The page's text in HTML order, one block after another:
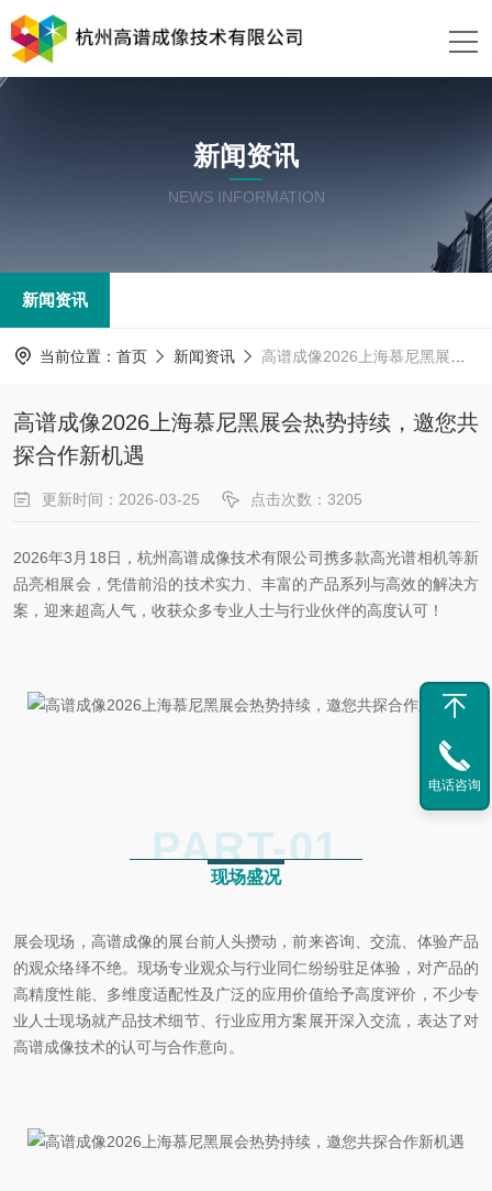
新闻资讯
NEWS INFORMATION
新闻资讯
当前位置： 首页 新闻资讯 高谱成像2026上海慕尼黑展会热势持续，邀您共探合作新机遇
高谱成像2026上海慕尼黑展会热势持续，邀您共
探合作新机遇
更新时间：2026-03-25 点击次数：3205
2026年3月18日，杭州高谱成像技术有限公司携多款高光谱相机等新
品亮相展会，凭借前沿的技术实力、丰富的产品系列与高效的解决方
案，迎来超高人气，收获众多专业人士与行业伙伴的高度认可！
PART-01
现场盛况
展会现场，高谱成像的展台前人头攒动，前来咨询、交流、体验产品
的观众络绎不绝。现场专业观众与行业同仁纷纷驻足体验，对产品的
高精度性能、多维度适配性及广泛的应用价值给予高度评价，不少专
业人士现场就产品技术细节、行业应用方案展开深入交流，表达了对
高谱成像技术的认可与合作意向。
电话咨询